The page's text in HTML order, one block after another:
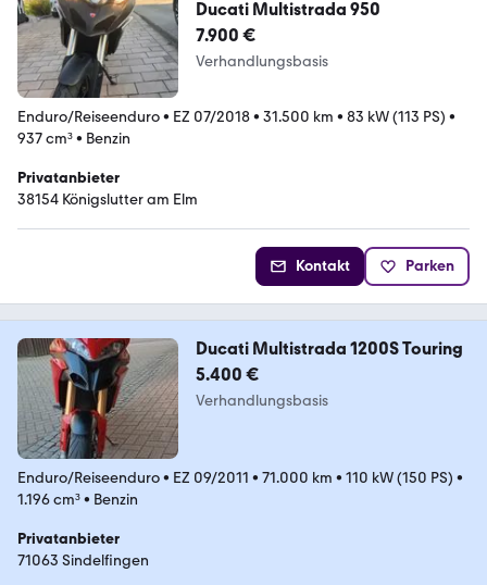
Ducati Multistrada 950
7.900 €
Verhandlungsbasis
Enduro/Reiseenduro• EZ 07/2018• 31.500 km • 83 kW (113 PS) •
937 cm³• Benzin
Privatanbieter
38154 Königslutter am Elm
Kontakt Parken
Ducati Multistrada 1200S Touring
5.400 €
Verhandlungsbasis
Enduro/Reiseenduro• EZ 09/2011 • 71.000 km • 110 kW (150 PS) •
1.196 cm³• Benzin
Privatanbieter
71063 Sindelfingen